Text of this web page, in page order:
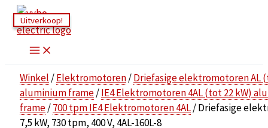
Ga
naar
Winkel /Elektromotoren/Driefasige elektromotoren AL
aluminium frame/IE4 Elektromotoren 4AL (tot 22 kW)
frame/700 tpm IE4 Elektromotoren 4AL/ Driefasige
7,5 kW, 730 tpm, 400 V, 4AL-160L-8
Uitverkoop!
Uitverkoop!